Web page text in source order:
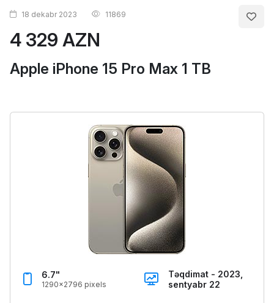
4 329 AZN
Apple iPhone 15 Pro Max 1 TB
18 dekabr 2023 11869
6.7"
1290x2796 pixels
Təqdimat - 2023,
sentyabr 22